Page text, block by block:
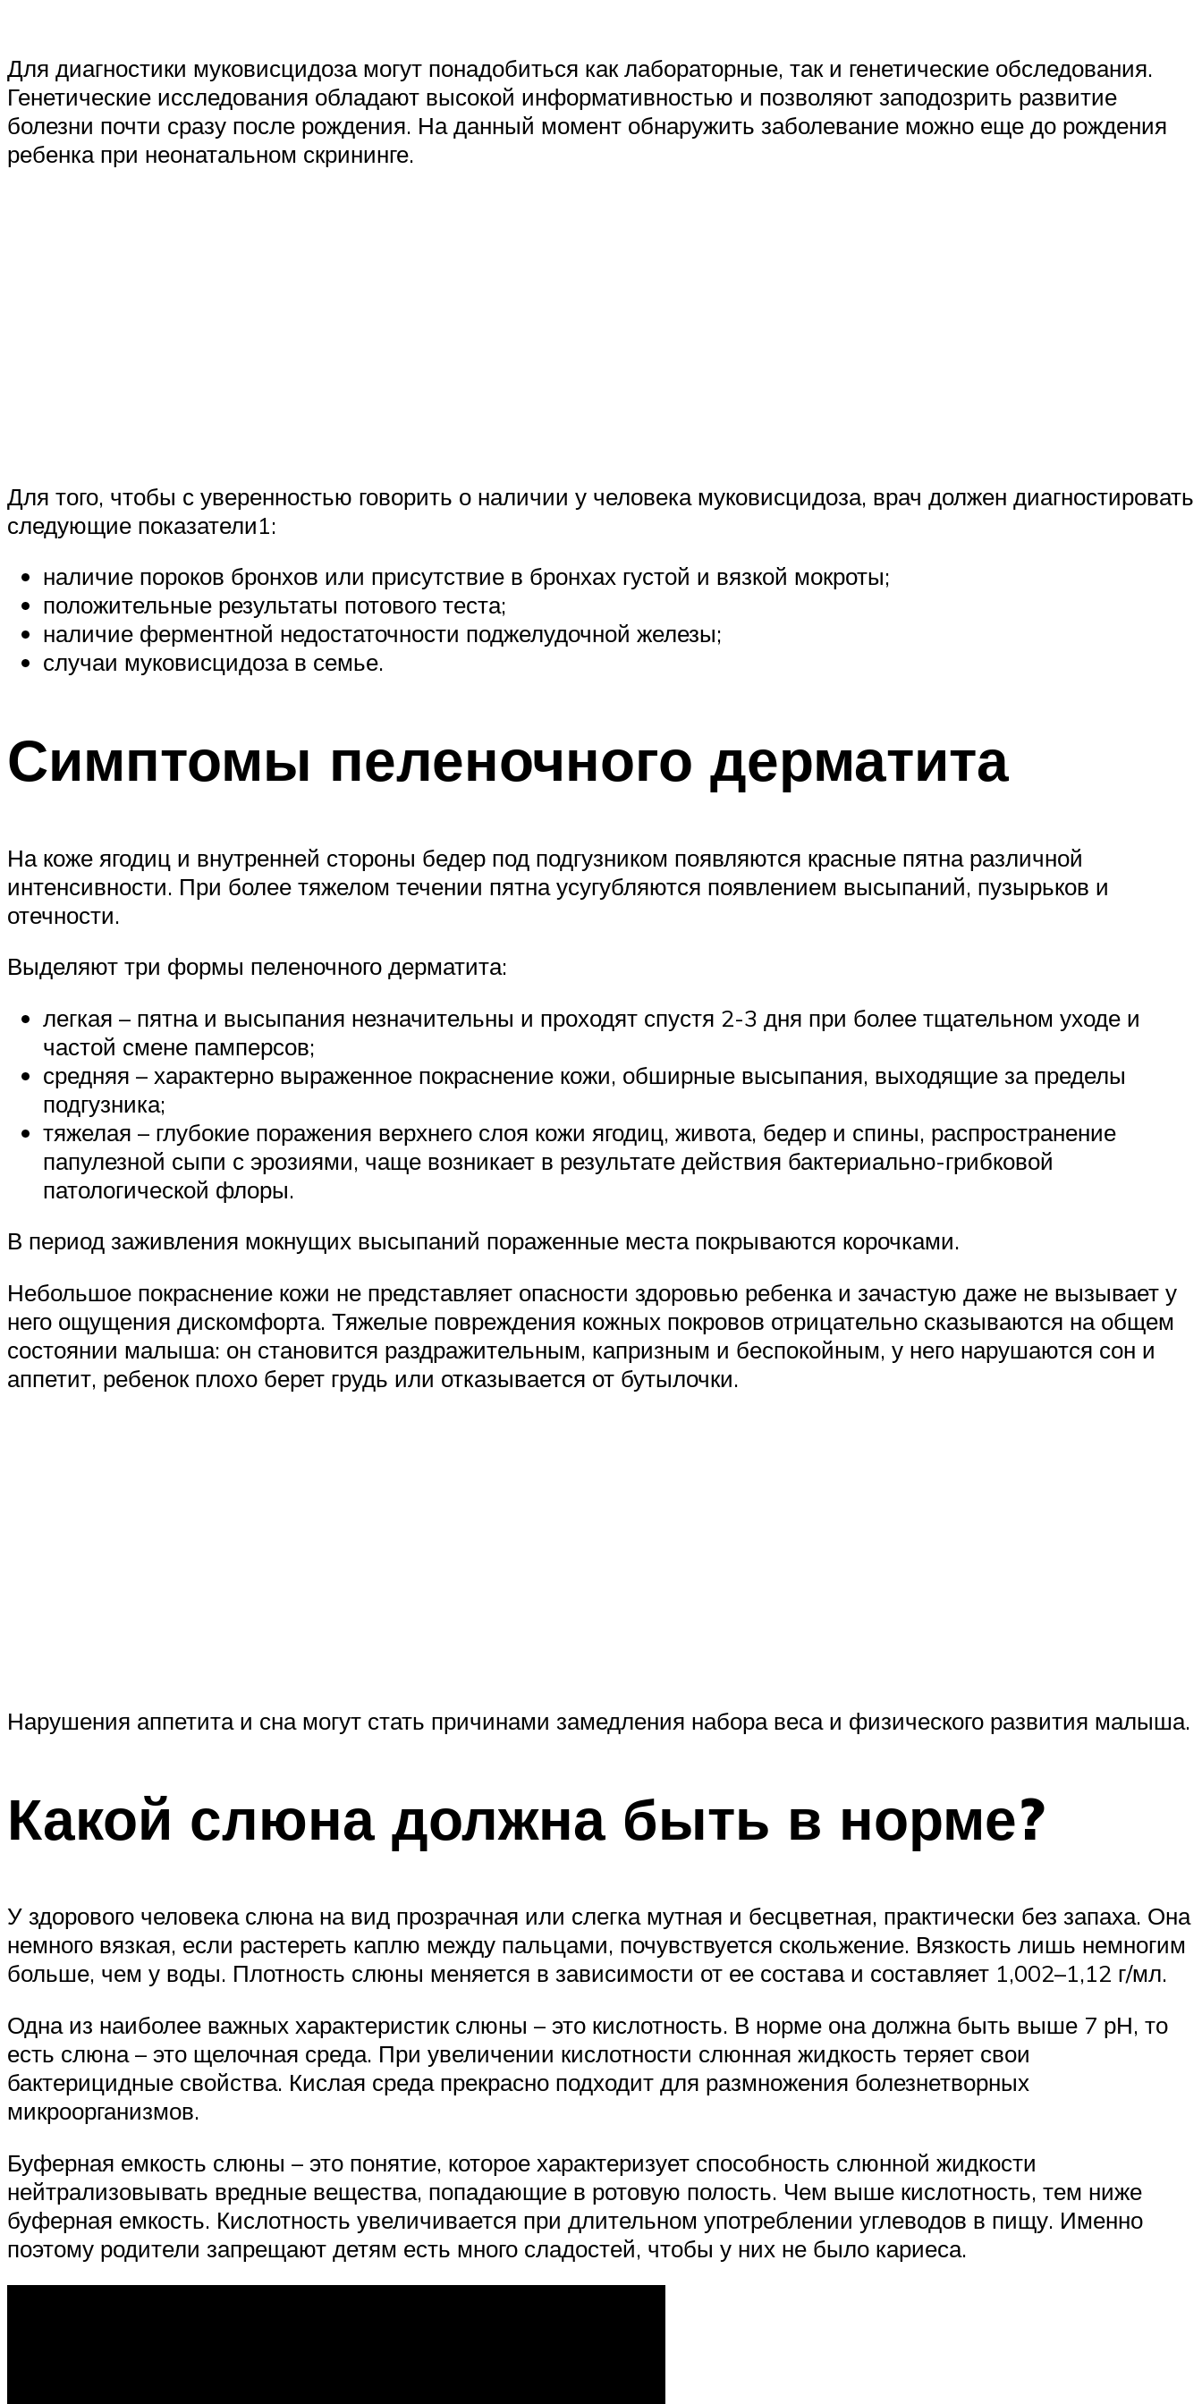
Для диагностики муковисцидоза могут понадобиться как лабораторные, так и генетические обследования.
Генетические исследования обладают высокой информативностью и позволяют заподозрить развитие
болезни почти сразу после рождения. На данный момент обнаружить заболевание можно еще до рождения
ребенка при неонатальном скрининге.
Для того, чтобы с уверенностью говорить о наличии у человека муковисцидоза, врач должен диагностировать
следующие показатели1:
наличие пороков бронхов или присутствие в бронхах густой и вязкой мокроты;
положительные результаты потового теста;
наличие ферментной недостаточности поджелудочной железы;
случаи муковисцидоза в семье.
Симптомы пеленочного дерматита
На коже ягодиц и внутренней стороны бедер под подгузником появляются красные пятна различной
интенсивности. При более тяжелом течении пятна усугубляются появлением высыпаний, пузырьков и
отечности.
Выделяют три формы пеленочного дерматита:
легкая – пятна и высыпания незначительны и проходят спустя 2-3 дня при более тщательном уходе и
частой смене памперсов;
средняя – характерно выраженное покраснение кожи, обширные высыпания, выходящие за пределы
подгузника;
тяжелая – глубокие поражения верхнего слоя кожи ягодиц, живота, бедер и спины, распространение
папулезной сыпи с эрозиями, чаще возникает в результате действия бактериально-грибковой
патологической флоры.
В период заживления мокнущих высыпаний пораженные места покрываются корочками.
Небольшое покраснение кожи не представляет опасности здоровью ребенка и зачастую даже не вызывает у
него ощущения дискомфорта. Тяжелые повреждения кожных покровов отрицательно сказываются на общем
состоянии малыша: он становится раздражительным, капризным и беспокойным, у него нарушаются сон и
аппетит, ребенок плохо берет грудь или отказывается от бутылочки.
Нарушения аппетита и сна могут стать причинами замедления набора веса и физического развития малыша.
Какой слюна должна быть в норме?
У здорового человека слюна на вид прозрачная или слегка мутная и бесцветная, практически без запаха. Она
немного вязкая, если растереть каплю между пальцами, почувствуется скольжение. Вязкость лишь немногим
больше, чем у воды. Плотность слюны меняется в зависимости от ее состава и составляет 1,002–1,12 г/мл.
Одна из наиболее важных характеристик слюны – это кислотность. В норме она должна быть выше 7 рН, то
есть слюна – это щелочная среда. При увеличении кислотности слюнная жидкость теряет свои
бактерицидные свойства. Кислая среда прекрасно подходит для размножения болезнетворных
микроорганизмов.
Буферная емкость слюны – это понятие, которое характеризует способность слюнной жидкости
нейтрализовывать вредные вещества, попадающие в ротовую полость. Чем выше кислотность, тем ниже
буферная емкость. Кислотность увеличивается при длительном употреблении углеводов в пищу. Именно
поэтому родители запрещают детям есть много сладостей, чтобы у них не было кариеса.